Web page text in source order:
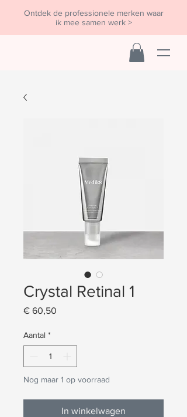
Ontdek de professionele merken waar
ik mee samen werk >
Crystal Retinal 1
€ 60,50
Aantal *
Nog maar 1 op voorraad
In winkelwagen